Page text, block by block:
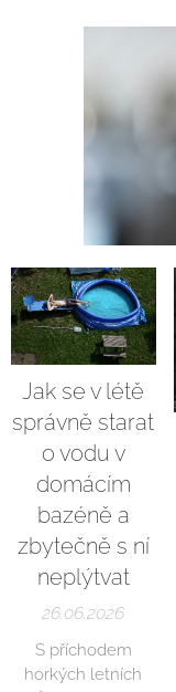
Jak se v létě
správně starat
o vodu v
domácím
bazéně a
zbytečně s ní
neplýtvat
26.06.2026
S příchodem
horkých letních